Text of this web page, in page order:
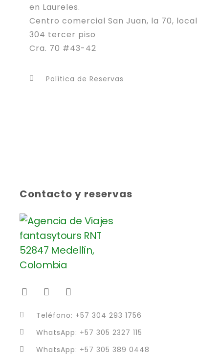
en Laureles.
Centro comercial San Juan, la 70, local
304 tercer piso
Cra. 70 #43-42
Política de Reservas
Contacto y reservas
Teléfono: +57 304 293 1756
WhatsApp: +57 305 2327 115
WhatsApp: +57 305 389 0448